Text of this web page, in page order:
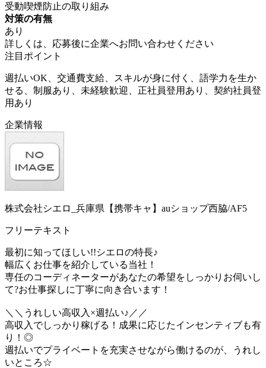
受動喫煙防止の取り組み
対策の有無
あり
詳しくは、応募後に企業へお問い合わせください
注目ポイント
週払いOK、交通費支給、スキルが身に付く、語学力を生か
せる、制服あり、未経験歓迎、正社員登用あり、契約社員登
用あり
企業情報
株式会社シエロ_兵庫県【携帯キャ】auショップ西脇/AF5
フリーテキスト
最初に知ってほしい!!シエロの特長♪
幅広くお仕事を紹介している当社！
専任のコーディネーターがあなたの希望をしっかりお伺いし
て?お仕事探しに丁寧に向き合います！
＼＼うれしい高収入×週払い♪／／
高収入でしっかり稼げる！成果に応じたインセンティブも有
り！◎
週払いでプライベートを充実させながら働けるのが、うれし
いところ☆